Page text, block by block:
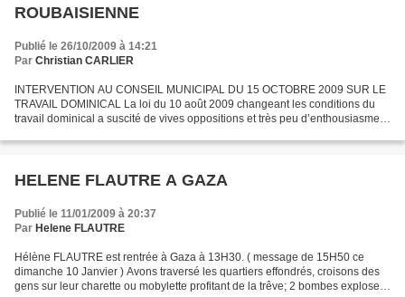
ROUBAISIENNE
Publié le 26/10/2009 à 14:21
Par Christian CARLIER
INTERVENTION AU CONSEIL MUNICIPAL DU 15 OCTOBRE 2009 SUR LE
TRAVAIL DOMINICAL La loi du 10 août 2009 changeant les conditions du
travail dominical a suscité de vives oppositions et très peu d’enthousiasme,
HELENE FLAUTRE A GAZA
Publié le 11/01/2009 à 20:37
Par Helene FLAUTRE
Hélène FLAUTRE est rentrée à Gaza à 13H30. ( message de 15H50 ce
dimanche 10 Janvier ) Avons traversé les quartiers effondrés, croisons des
gens sur leur charette ou mobylette profitant de la trêve; 2 bombes explosent